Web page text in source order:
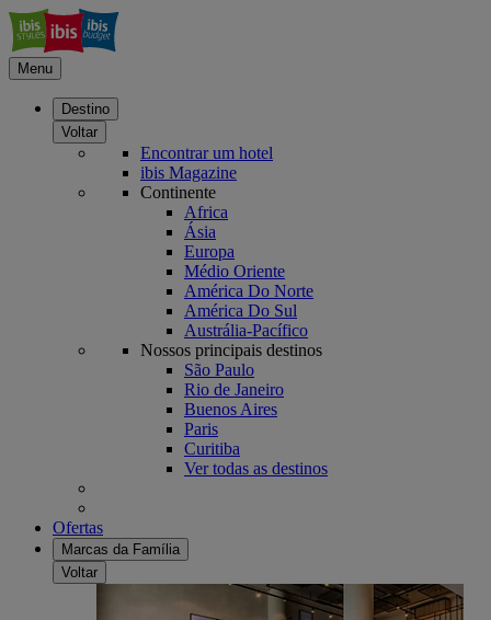
Menu
Destino
Voltar
Encontrar um hotel
ibis Magazine
Continente
Africa
Ásia
Europa
Médio Oriente
América Do Norte
América Do Sul
Austrália-Pacífico
Nossos principais destinos
São Paulo
Rio de Janeiro
Buenos Aires
Paris
Curitiba
Ver todas as destinos
Ofertas
Marcas da Família
Voltar